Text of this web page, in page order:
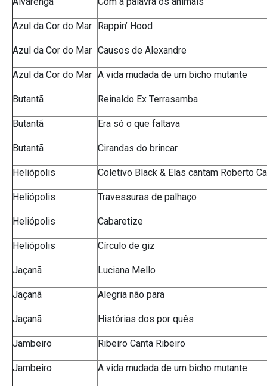
Azul da Cor do Mar Rappin’ Hood
Azul da Cor do Mar Causos de Alexandre
Azul da Cor do Mar A vida mudada de um bicho mutante
Butantã Reinaldo Ex Terrasamba
Butantã Era só o que faltava
Butantã Cirandas do brincar
Heliópolis Coletivo Black & Elas cantam Roberto
Heliópolis Travessuras de palhaço
Heliópolis Cabaretize
Heliópolis Círculo de giz
Jaçanã Luciana Mello
Jaçanã Alegria não para
Jaçanã Histórias dos por quês
Jambeiro Ribeiro Canta Ribeiro
Jambeiro A vida mudada de um bicho mutante